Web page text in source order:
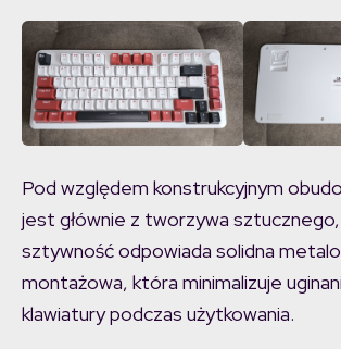
Pod względem konstrukcyjnym
jest głównie z tworzywa sztucznego,
sztywność odpowiada solidna
montażowa, która minimalizuje
klawiatury podczas użytkowania.